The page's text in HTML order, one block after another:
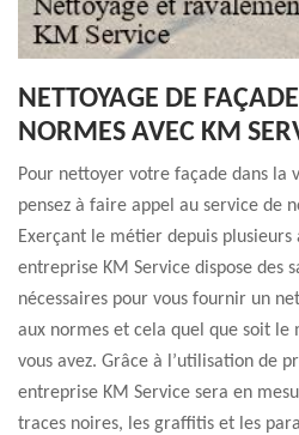
NETTOYAGE DE
NORMES AVEC KM
Pour nettoyer votre façade dans la
pensez à faire appel au service de
Exerçant le métier depuis plusieurs
entreprise KM Service dispose des
nécessaires pour vous fournir un
aux normes et cela quel que soit le
vous avez. Grâce à l’utilisation de
entreprise KM Service sera en
traces noires, les graffitis et les